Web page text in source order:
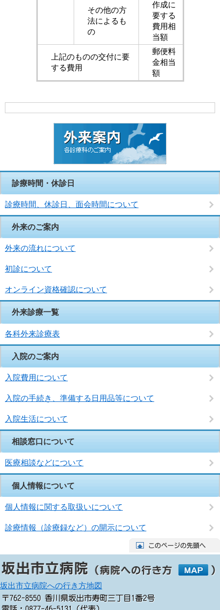
その他の方
法によるも
の
作成に
要する
費用相
当額
上記のものの交付に要
する費用
郵便料
金相当
額
診療時間・休診日
診療時間、休診日、面会時間について
外来のご案内
外来の流れについて
初診について
オンライン資格確認について
外来診療一覧
各科外来診療表
入院のご案内
入院費用について
入院の手続き、準備する日用品等について
入院生活について
相談窓口について
医療相談などについて
個人情報について
個人情報に関する取扱いについて
診療情報（診療録など）の開示について
坂出市立病院への行き方地図